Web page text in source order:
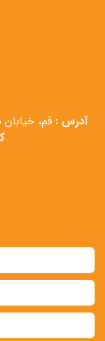
آدرس : قم، خیابان